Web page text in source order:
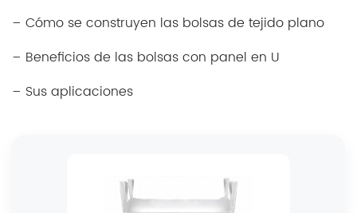
– Cómo se construyen las bolsas de tejido plano
– Beneficios de las bolsas con panel en U
– Sus aplicaciones